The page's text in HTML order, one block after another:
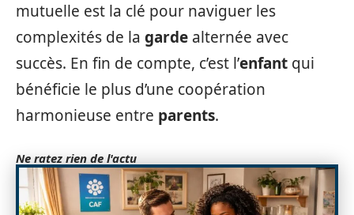
mutuelle est la clé pour naviguer les
complexités de la garde alternée avec
succès. En fin de compte, c’est l’enfant qui
bénéficie le plus d’une coopération
harmonieuse entre parents.
Ne ratez rien de l'actu